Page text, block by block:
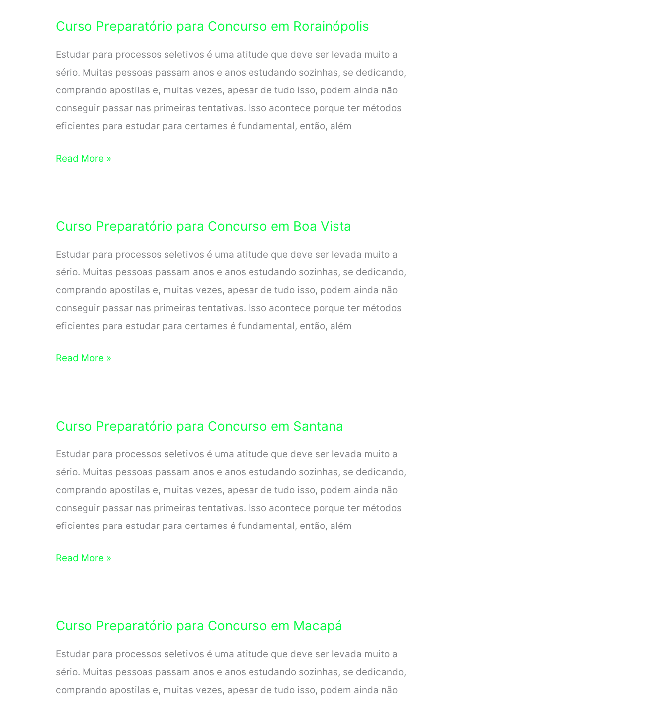
Textos
Concursos
Curso Preparatório para Concurso em Rorainópolis
Estudar para processos seletivos é uma atitude que deve ser levada muito a
sério. Muitas pessoas passam anos e anos estudando sozinhas, se dedicando,
comprando apostilas e, muitas vezes, apesar de tudo isso, podem ainda não
conseguir passar nas primeiras tentativas. Isso acontece porque ter métodos
eficientes para estudar para certames é fundamental, então, além
Curso
para
em
Read More »
Curso Preparatório para Concurso em Boa Vista
Estudar para processos seletivos é uma atitude que deve ser levada muito a
sério. Muitas pessoas passam anos e anos estudando sozinhas, se dedicando,
comprando apostilas e, muitas vezes, apesar de tudo isso, podem ainda não
conseguir passar nas primeiras tentativas. Isso acontece porque ter métodos
eficientes para estudar para certames é fundamental, então, além
Curso
para
em
Vista
Read More »
Curso Preparatório para Concurso em Santana
Estudar para processos seletivos é uma atitude que deve ser levada muito a
sério. Muitas pessoas passam anos e anos estudando sozinhas, se dedicando,
comprando apostilas e, muitas vezes, apesar de tudo isso, podem ainda não
conseguir passar nas primeiras tentativas. Isso acontece porque ter métodos
eficientes para estudar para certames é fundamental, então, além
Curso
para
em
Read More »
Curso Preparatório para Concurso em Macapá
Estudar para processos seletivos é uma atitude que deve ser levada muito a
sério. Muitas pessoas passam anos e anos estudando sozinhas, se dedicando,
comprando apostilas e, muitas vezes, apesar de tudo isso, podem ainda não